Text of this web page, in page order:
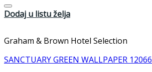
Dodaj u listu želja
Graham & Brown Hotel Selection
SANCTUARY GREEN WALLPAPER